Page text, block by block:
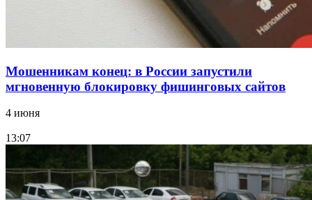
Мошенникам конец: в России запустили
мгновенную блокировку фишинговых сайтов
4 июня
13:07